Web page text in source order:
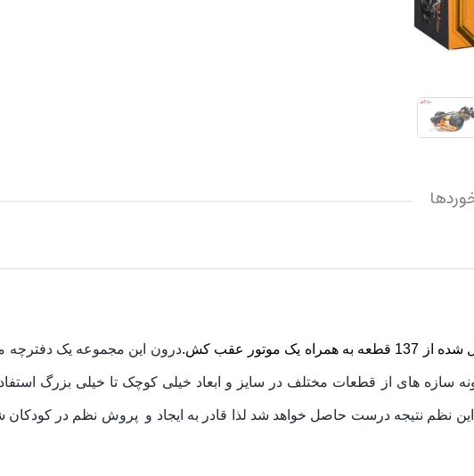
یک موتور عقب کش. درون این مجموعه یک دفترچه
سازه های از قطعات مختلف در سایز و ابعاد خیلی کوچک تا خیلی بزرگ
نتیجه درست حاصل خواهد شد لذا قادر به ایجاد و پروش نظم در کودکان